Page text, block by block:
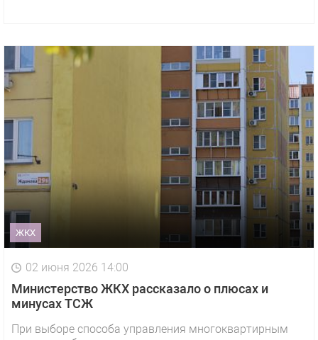
ЖКХ
02 июня 2026 14:00
Министерство ЖКХ рассказало о плюсах и
минусах ТСЖ
При выборе способа управления многоквартирным